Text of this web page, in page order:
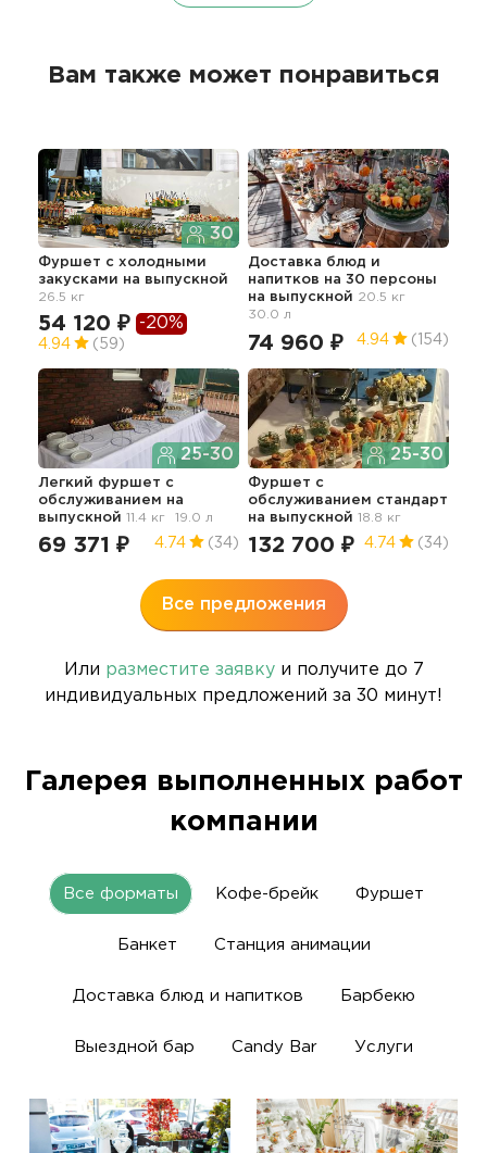
Вам также может понравиться
30
Фуршет с холодными
закусками на выпускной
26.5 кг
54 120 ₽ -20%
4.94 (59)
Доставка блюд и
напитков на 30 персоны
на выпускной 20.5 кг
30.0 л
74 960 ₽ 4.94 (154)
25-30
Легкий фуршет с
обслуживанием на
выпускной 11.4 кг 19.0 л
69 371 ₽ 4.74 (34)
25-30
Фуршет с
обслуживанием стандарт
на выпускной 18.8 кг
132 700 ₽ 4.74 (34)
Все предложения
Или разместите заявкуи получите до 7
индивидуальных предложений за 30 минут!
Галерея выполненных работ
компании
Все форматы Кофе-брейк Фуршет
Банкет Станция анимации
Доставка блюд и напитков Барбекю
Выездной бар Candy Bar Услуги